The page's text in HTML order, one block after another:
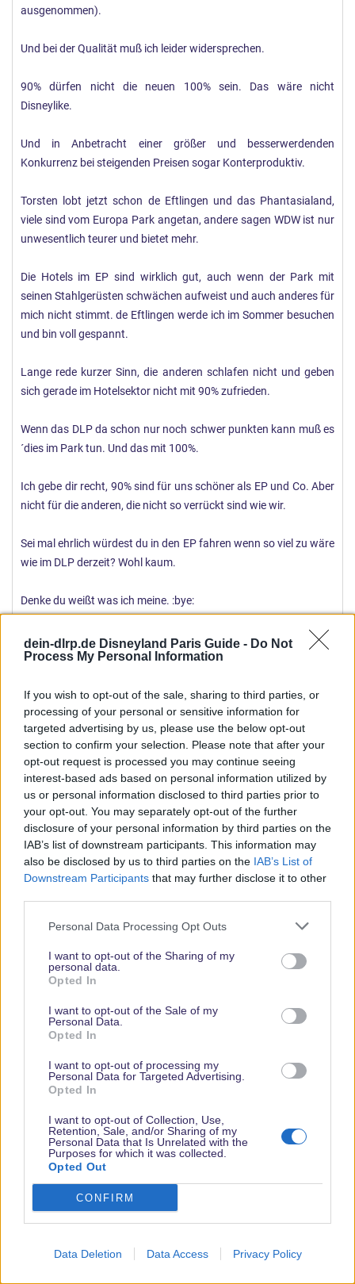
dein-dlrp.de Disneyland Paris Guide - Do Not
Process My Personal Information
If you wish to opt-out of the sale, sharing to third parties, or
processing of your personal or sensitive information for
targeted advertising by us, please use the below opt-out
section to confirm your selection. Please note that after your
opt-out request is processed you may continue seeing
interest-based ads based on personal information utilized by
us or personal information disclosed to third parties prior to
your opt-out. You may separately opt-out of the further
disclosure of your personal information by third parties on the
IAB’s list of downstream participants. This information may
also be disclosed by us to third parties on the IAB’s List of
Downstream Participants that may further disclose it to other
Personal Data Processing Opt Outs
I want to opt-out of the Sharing of my
personal data.
Opted In
I want to opt-out of the Sale of my
Personal Data.
Opted In
I want to opt-out of processing my
Personal Data for Targeted Advertising.
Opted In
I want to opt-out of Collection, Use,
Retention, Sale, and/or Sharing of my
Personal Data that Is Unrelated with the
Purposes for which it was collected.
Opted Out
CONFIRM
Data Deletion Data Access Privacy Policy
ausgenommen).
Und bei der Qualität muß ich leider widersprechen.
90% dürfen nicht die neuen 100% sein. Das wäre nicht
Disneylike.
Und in Anbetracht einer größer und besserwerdenden
Konkurrenz bei steigenden Preisen sogar Konterproduktiv.
Torsten lobt jetzt schon de Eftlingen und das Phantasialand,
viele sind vom Europa Park angetan, andere sagen WDW ist nur
unwesentlich teurer und bietet mehr.
Die Hotels im EP sind wirklich gut, auch wenn der Park mit
seinen Stahlgerüsten schwächen aufweist und auch anderes für
mich nicht stimmt. de Eftlingen werde ich im Sommer besuchen
und bin voll gespannt.
Lange rede kurzer Sinn, die anderen schlafen nicht und geben
sich gerade im Hotelsektor nicht mit 90% zufrieden.
Wenn das DLP da schon nur noch schwer punkten kann muß es
´dies im Park tun. Und das mit 100%.
Ich gebe dir recht, 90% sind für uns schöner als EP und Co. Aber
nicht für die anderen, die nicht so verrückt sind wie wir.
Sei mal ehrlich würdest du in den EP fahren wenn so viel zu wäre
wie im DLP derzeit? Wohl kaum.
Denke du weißt was ich meine. :bye:
J jaffar
Stammgast in den Parks
1 April 2016 #16
@disnayfan1992: Ich finde es unglaublich anstrengend,
Beiträge zu lesen, bei denen nach jedem Satz ein Abstaz folgt.
Sorry!
Zu deinem Shanghai-Kommentar oben: Ich stimme dir zu, dass
Disney die nächsten Jahre ein wachsames Auge auf Shanghai
haben wird. Man wird genau beobachten, ob sich die
Investitionen - besser noch die Mehrkosten - rentieren. Dazu
kommen Großprojekte im WDW, die finanziert werden müssen.
Soweit ich die Finanzpolitik bei TWDC verstanden habe, ist es so,
dass jeder Teilbereich (TV, Themenparks usw.) unabhängig
dürften die finanziellen Ressourcen doch merklich erschöpft
Zur Kapitalerhöhung: Diese ist wohl nicht so gelaufen, wie sich
TWDC das vorgestellt hat, womit weniger Geld zur Verfügung
Fahrgeschäfte - geschweige denn einen dritten Park - alleine zu
stemmen.
Zu WDW: Für mein Geld bekomme ich auf den ersten Blick
definitiv mehr. Warum fahre ich dieses Jahr trotzdem nur mit
einem Kumpel und nicht mit meiner Familie: Die Flugkosten
versauen einem die schöne Rechnung. Wir sind an die
Hauptsaision gebunden, sodass jedes Ticket 800€ aufwärts
kostet. Selbst wenn vor Ort das Ganze im Verhältnis zum DLP
günstiger ist, würden wir ersteinmal 4000€+ alleine für die Flüge